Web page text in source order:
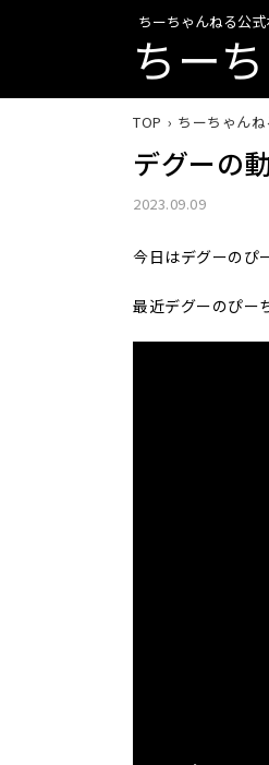
ちーちゃんねる公
ちー
TOP ちーちゃんね
デグーの
2023.09.09
今日はデグーのぴ
最近デグーのぴー